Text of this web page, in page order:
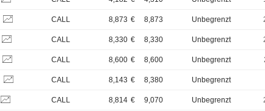
CALL 8,873 € 8,873 Unbegrenzt
CALL 8,330 € 8,330 Unbegrenzt
CALL 8,600 € 8,600 Unbegrenzt
CALL 8,143 € 8,380 Unbegrenzt
CALL 8,814 € 9,070 Unbegrenzt